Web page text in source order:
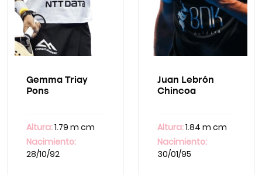
Gemma Triay
Pons
Altura:1.79 m cm
Nacimiento:
28/10/92
Juan Lebrón
Chincoa
Altura:1.84 m cm
Nacimiento:
30/01/95